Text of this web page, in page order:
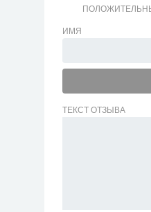
ИМЯ
ТЕКСТ ОТЗЫВА